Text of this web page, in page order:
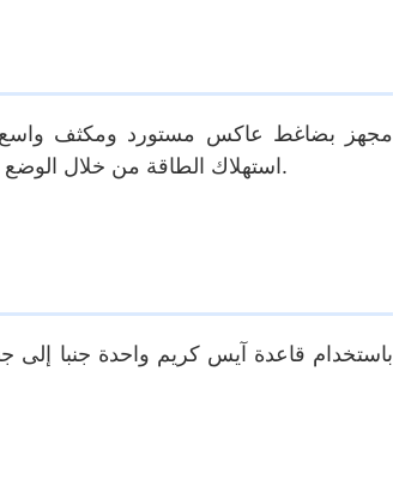
مجهز بضاغط عاكس مستورد ومكثف واسع
استهلاك الطاقة من خلال الوضع الليلي الذكي والتحكم الدقيق في درجة الحرارة ، مما يجعله مناسبًا للاستخدام التجاري على مدار الساعة.